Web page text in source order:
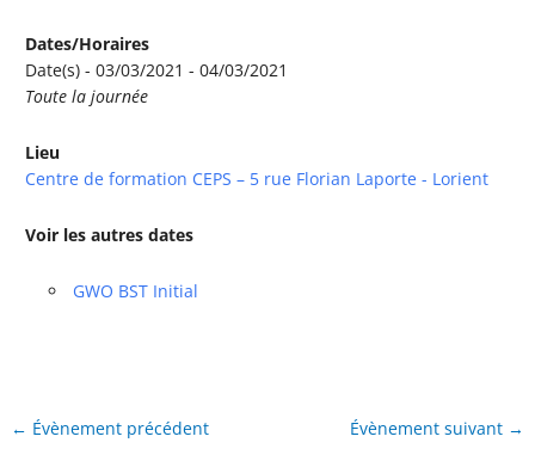
Dates/Horaires
Date(s) - 03/03/2021 - 04/03/2021
Toute la journée
Lieu
Centre de formation CEPS – 5 rue Florian Laporte - Lorient
Voir les autres dates
GWO BST Initial
← Évènement précédent Évènement suivant →